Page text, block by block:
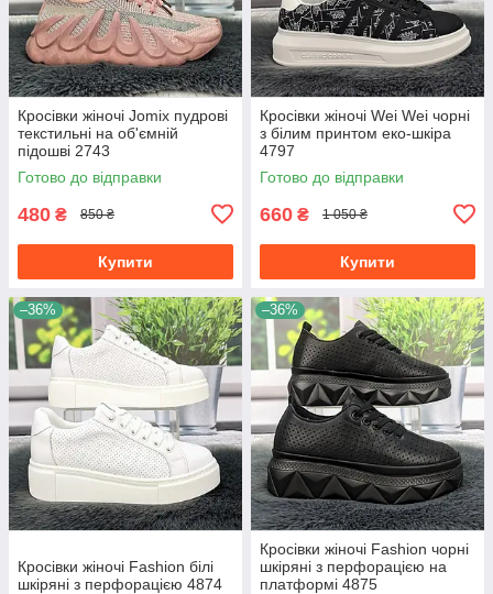
Кросівки жіночі Jomix пудрові
текстильні на об'ємній
підошві 2743
Готово до відправки
480 ₴ 850 ₴
Купити
Кросівки жіночі Wei Wei чорні
з білим принтом еко-шкіра
4797
Готово до відправки
660 ₴ 1 050 ₴
Купити
–36%
Кросівки жіночі Fashion білі
шкіряні з перфорацією 4874
–36%
Кросівки жіночі Fashion чорні
шкіряні з перфорацією на
платформі 4875